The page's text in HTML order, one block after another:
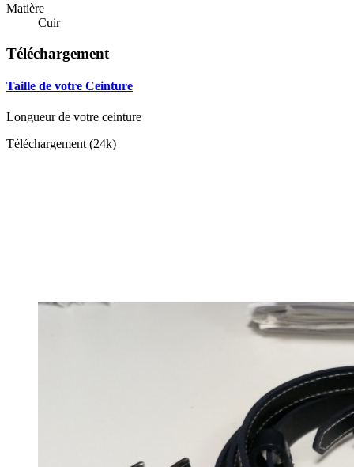
Matière
Cuir
Téléchargement
Taille de votre Ceinture
Longueur de votre ceinture
Téléchargement (24k)